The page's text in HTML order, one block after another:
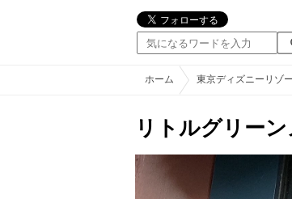
ホーム 東京ディズニーリゾ
リトルグリー